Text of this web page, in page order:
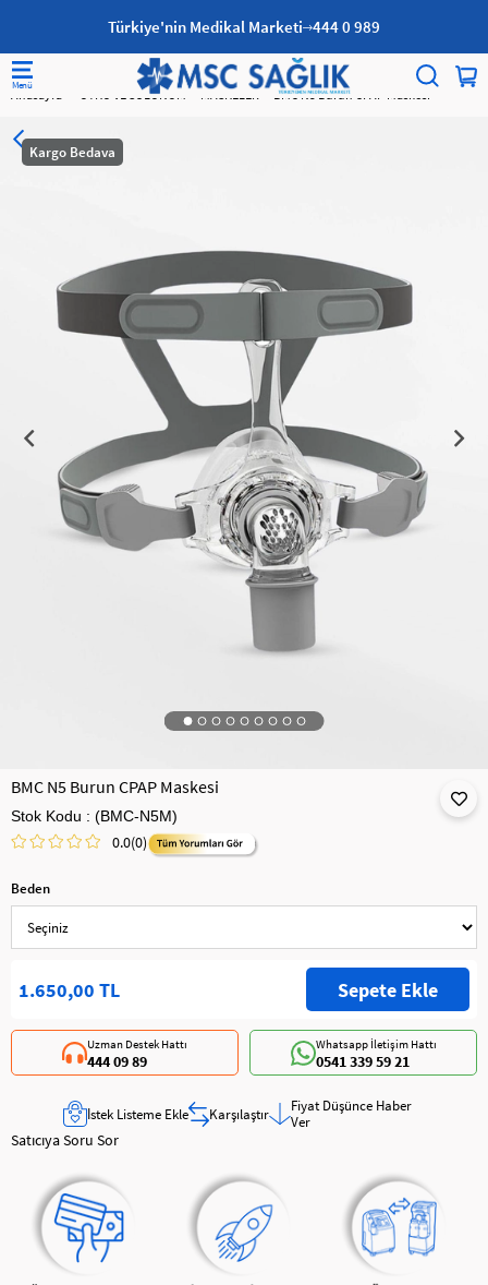
Türkiye'nin Medikal Marketi 444 0 989
Anasayfa UYKU VE SOLUNUM MASKELER BMC N5 Burun CPAP Maskesi
Kargo Bedava
BMC N5 Burun CPAP Maskesi
Stok Kodu (BMC-N5M)
0.0(0)
Beden
1.650,00 TL
Whatsapp İletişim Hattı
0541 339 59 21
Uzman Destek Hattı
444 09 89
İstek Listeme Ekle Karşılaştır
Fiyat Düşünce Haber
Ver
Satıcıya Soru Sor